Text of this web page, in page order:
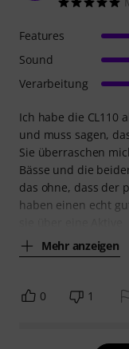
Ich habe die CL110
und muss sagen,
Sie überraschen
Bässe und die
das ohne, dass der
haben einen echt
Mehr anzeigen
Features
Sound
Verarbeitung
0 1